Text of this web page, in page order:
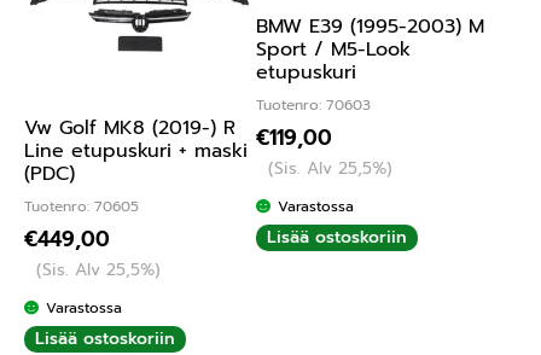
Vw Golf MK8 (2019-) R
Line etupuskuri + maski
(PDC)
Tuotenro: 70605
€449,00
(Sis. Alv 25,5%)
Varastossa
Lisää ostoskoriin
BMW E39 (1995-2003) M
Sport / M5-Look
etupuskuri
Tuotenro: 70603
€119,00
(Sis. Alv 25,5%)
Varastossa
Lisää ostoskoriin